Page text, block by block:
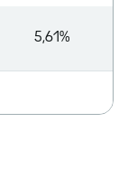
5,61%